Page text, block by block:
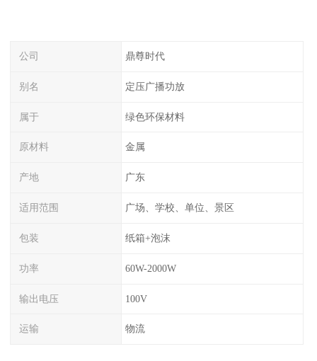
公司 鼎尊时代
别名 定压广播功放
属于 绿色环保材料
原材料 金属
产地 广东
适用范围 广场、学校、单位、景区
包装 纸箱+泡沫
功率 60W-2000W
输出电压 100V
运输 物流